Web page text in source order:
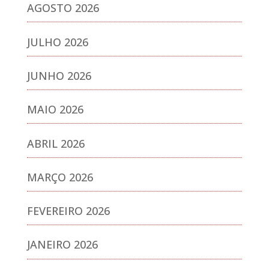
AGOSTO 2026
JULHO 2026
JUNHO 2026
MAIO 2026
ABRIL 2026
MARÇO 2026
FEVEREIRO 2026
JANEIRO 2026